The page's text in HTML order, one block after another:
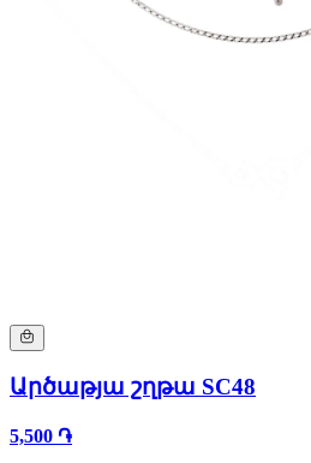
Արծաթյա շղթա SC48
5,500 ֏